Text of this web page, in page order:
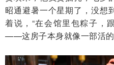
昭通避暑一个星期了，没想
着说，“在会馆里包粽子，
——这房子本身就像一部活的